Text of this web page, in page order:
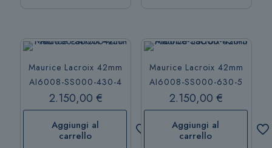
Maurice Lacroix 42mm
AI6008-SS000-430-4
2.150,00 €
Aggiungi al
carrello
Maurice Lacroix 42mm
AI6008-SS000-630-5
2.150,00€
Aggiungi al
carrello